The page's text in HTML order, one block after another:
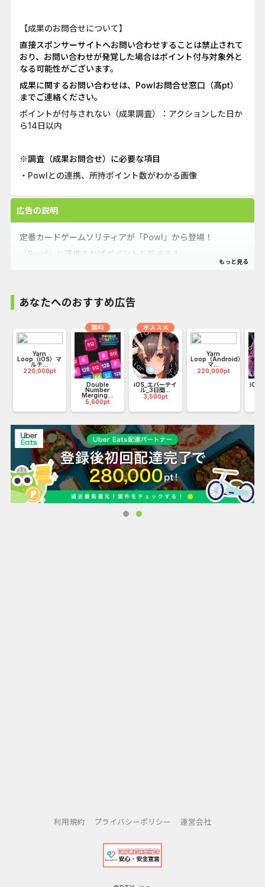
【成果のお問合せについて】
直接スポンサーサイトへお問い合わせすることは禁止されて
おり、お問い合わせが発覚した場合はポイント付与対象外と
なる可能性がございます。
成果に関するお問い合わせは、Powlお問合せ窓口（高pt）
までご連絡ください。
ポイントが付与されない（成果調査）：アクションした日か
ら14日以内
※調査（成果お問合せ）に必要な項目
・Powlとの連携、所持ポイント数がわかる画像
広告の説明
定番カードゲームソリティアが「Powl」から登場！
「Powl」と連携すればポイントも貯まる！
あなたへのおすすめ広告
Yarn
Loop（iOS）マ
ルチ...
220,000pt
Double
Number
Merging...
5,600pt
無料
iOS_エバーテイ
ル_3日間...
3,500pt
オススメ
Yarn
Loop（Android）
マ...
220,000pt
iOS_
利用規約 プライバシーポリシー 運営会社